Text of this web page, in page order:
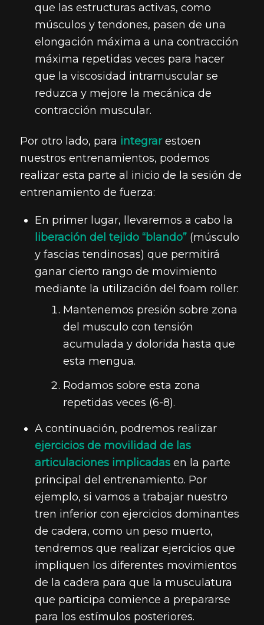
que las estructuras activas, como
músculos y tendones, pasen de una
elongación máxima a una contracción
máxima repetidas veces para hacer
que la viscosidad intramuscular se
reduzca y mejore la mecánica de
contracción muscular.
Por otro lado, para integrarestoen
nuestros entrenamientos, podemos
realizar esta parte al inicio de la sesión de
entrenamiento de fuerza:
En primer lugar, llevaremos a cabo la
liberación del tejido “blando”(músculo
y fascias tendinosas) que permitirá
ganar cierto rango de movimiento
mediante la utilización del foam roller:
Mantenemos presión sobre zona
del musculo con tensión
acumulada y dolorida hasta que
esta mengua.
Rodamos sobre esta zona
repetidas veces (6-8).
A continuación, podremos realizar
ejercicios de movilidad de las
articulaciones implicadasen la parte
principal del entrenamiento. Por
ejemplo, si vamos a trabajar nuestro
tren inferior con ejercicios dominantes
de cadera, como un peso muerto,
tendremos que realizar ejercicios que
impliquen los diferentes movimientos
de la cadera para que la musculatura
que participa comience a prepararse
para los estímulos posteriores.